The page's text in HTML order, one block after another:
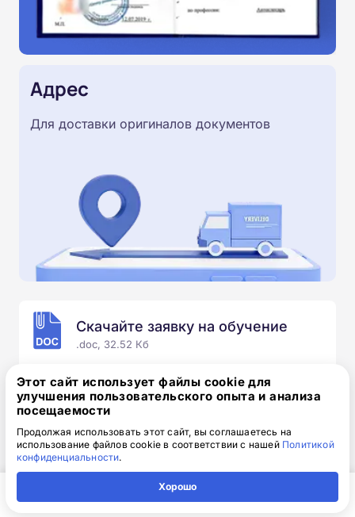
Адрес
Для доставки оригиналов документов
Скачайте заявку на обучение
.doc, 32.52 Кб
Скачайте шаблон, заполните и отправьте по
электронной почтеinfo@1-academy.ru.
Обязательно укажите контактный номер телефон.
Наш специалист свяжется с вами и утонит все
детали.
Этот сайт использует файлы cookie для
улучшения пользовательского опыта и анализа
посещаемости
Продолжая использовать этот сайт, вы соглашаетесь на
использование файлов cookie в соответствии с нашей Политикой
конфиденциальности.
Хорошо